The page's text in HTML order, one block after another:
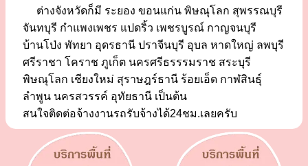
ต่างจังหวัดก็มี ระยอง ขอนแก่น พิษณุโลก สุพรรณบุรี
จันทบุรี กำแพงเพชร แปดริ้ว เพชรบูรณ์ กาญจนบุรี
บ้านโป่ง พัทยา อุดรธานี ปราจีนบุรี อุบล หาดใหญ่ ลพบุรี
ศรีราชา โคราช ภูเก็ต นครศรีธรรรมราช สระบุรี
พิษณุโลก เชียงใหม่ สุราษฎร์ธานี ร้อยเอ็ด กาฬสินธุ์
ลำพูน นครสวรรค์ อุทัยธานี เป็นต้น
สนใจติดต่อจ้างงานรถรับจ้างได้24ชม.เลยครับ